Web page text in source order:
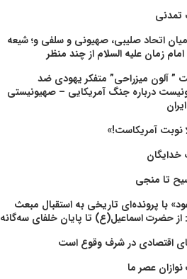
میان اتحاد صلیبی، صهیونی و سلفی و؛ شیعه
زمان علیه السلام از چند منظر
” آلون میزراحی” متفکر یهودی ضد
درباره جنگ آمریکایی – صهیونیستی
نوبت آمریکاست!»
تا منجی
با پرونده‌ای تاریخی به استقبال مبعث
حضرت اسماعیل(ع) تا پایان خلفای سه‌گانه
اقتصادی در شرف وقوع است
عصر ما